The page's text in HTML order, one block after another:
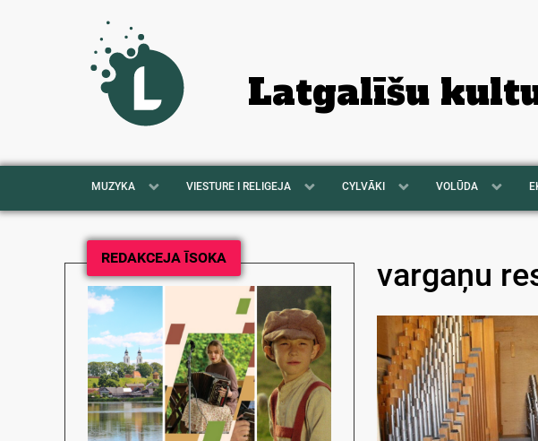
Latgalīšu
MUZYKA VIESTURE I RELIGEJA CYLVĀKI VOLŪDA
REDAKCEJA ĪSOKA vargaņu